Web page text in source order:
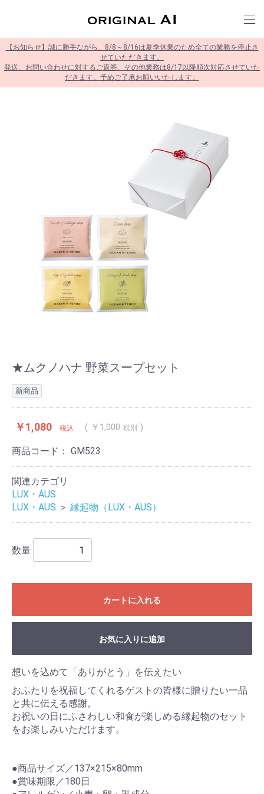
【お知らせ】誠に勝手ながら、8/8～8/16は夏季休業のため全ての業務を停止さ
せていただきます。
発送、お問い合わせに対するご返答、その他業務は8/17以降順次対応させていた
だきます。予めご了承お願いいたします。
★ムクノハナ 野菜スープセット
新商品
￥1,080 税込 ￥1,000 税別
商品コード： GM523
関連カテゴリ
LUX・AUS
LUX・AUS ＞ 縁起物（LUX・AUS）
数量
カートに入れる
お気に入りに追加
想いを込めて「ありがとう」を伝えたい
おふたりを祝福してくれるゲストの皆様に贈りたい一品
と共に伝える感謝。
お祝いの日にふさわしい和食が楽しめる縁起物のセット
をお楽しみいただけます。
●商品サイズ／137×215×80mm
●賞味期限／180日